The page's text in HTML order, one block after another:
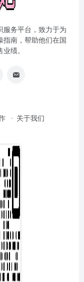
服务平台，致力于为
指南，帮助他们在国
绩。
关于我们